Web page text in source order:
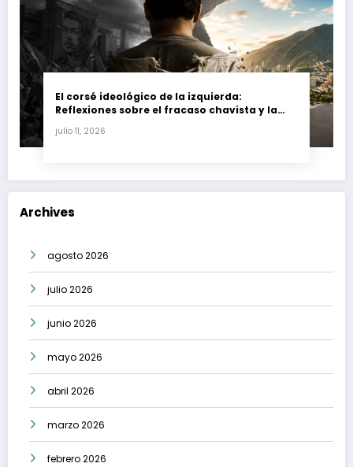
El corsé ideológico de la izquierda:
Reflexiones sobre el fracaso chavista y la
julio 11, 2026
Archives
agosto 2026
julio 2026
junio 2026
mayo 2026
abril 2026
marzo 2026
febrero 2026